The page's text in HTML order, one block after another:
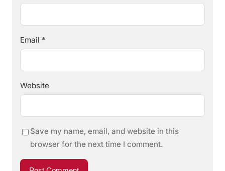
Email *
Website
Save my name, email, and website in this
browser for the next time I comment.